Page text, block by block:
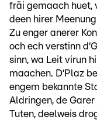
fräi gemaach huet,
deen hirer
Zu enger anerer
och ech verstinn
sinn, wa Leit virun
maachen. D‘Plaz
engem bekannte
Aldringen, de
Tuten, deelweis